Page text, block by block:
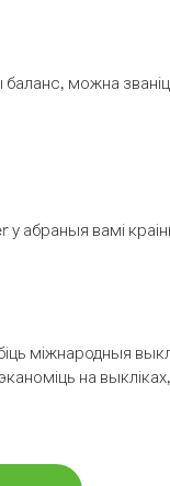
можна
у абраныя вамі
міжнародныя
на